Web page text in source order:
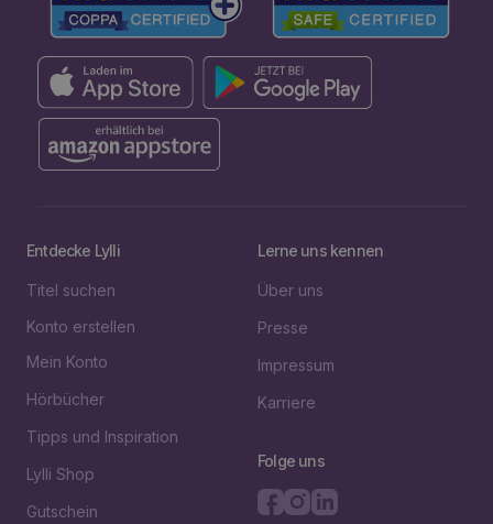
Entdecke Lylli
Titel suchen
Konto erstellen
Mein Konto
Hörbücher
Tipps und Inspiration
Lylli Shop
Gutschein
Lerne uns kennen
Über uns
Presse
Impressum
Karriere
Folge uns